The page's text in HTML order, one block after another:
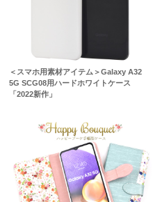
＜スマホ用素材アイテム＞Galaxy A32
5G SCG08用ハードホワイトケース
「2022新作」